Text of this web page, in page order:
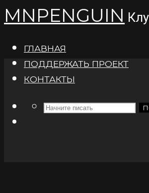
MNPENGUIN
ГЛАВНАЯ
ПОДДЕРЖАТЬ ПРОЕКТ
КОНТАКТЫ